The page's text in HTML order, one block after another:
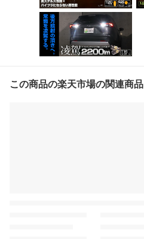
この商品の楽天市場の関連商品